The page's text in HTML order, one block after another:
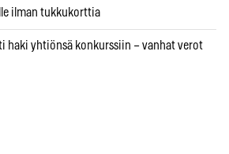
ilman tukkukorttia
haki yhtiönsä konkurssiin – vanhat verot